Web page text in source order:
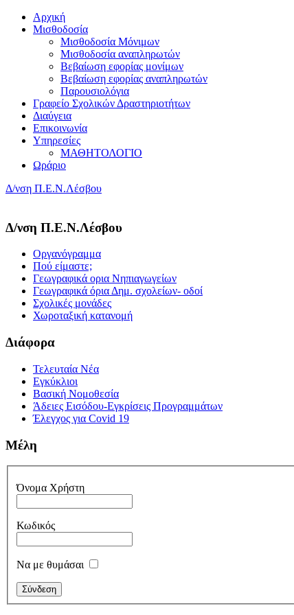
Αρχική
Μισθοδοσία
Μισθοδοσία Μόνιμων
Μισθοδοσία αναπληρωτών
Βεβαίωση εφορίας μονίμων
Βεβαίωση εφορίας αναπληρωτών
Παρουσιολόγια
Γραφείο Σχολικών Δραστηριοτήτων
Διαύγεια
Επικοινωνία
Υπηρεσίες
ΜΑΘΗΤΟΛΟΓΙΟ
Ωράριο
Δ/νση Π.Ε.Ν.Λέσβου
Δ/νση Π.Ε.Ν.Λέσβου
Οργανόγραμμα
Πού είμαστε;
Γεωγραφικά ορια Νηπιαγωγείων
Γεωγραφικά όρια Δημ. σχολείων- οδοί
Σχολικές μονάδες
Χωροταξική κατανομή
Διάφορα
Τελευταία Νέα
Εγκύκλιοι
Βασική Νομοθεσία
Άδειες Εισόδου-Εγκρίσεις Προγραμμάτων
Έλεγχος για Covid 19
Μέλη
Όνομα Χρήστη
Κωδικός
Να με θυμάσαι